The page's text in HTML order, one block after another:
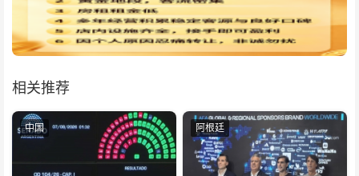
相关推荐
中国 阿根廷